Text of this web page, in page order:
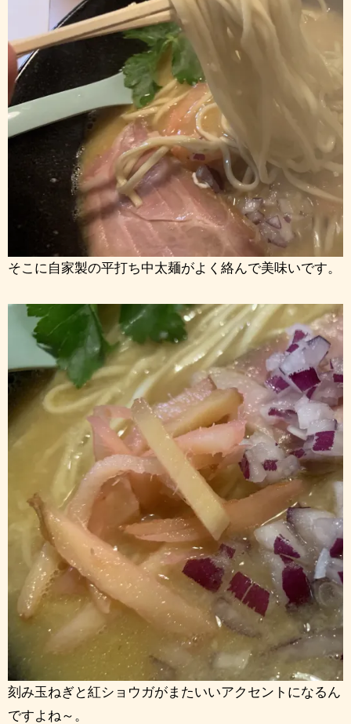
そこに自家製の平打ち中太麺がよく絡んで美味いです。
刻み玉ねぎと紅ショウガがまたいいアクセントになるん
ですよね～。